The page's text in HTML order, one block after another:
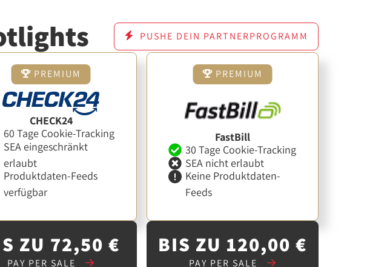
PUSHE DEIN PARTNERPROGRAMM
PREMIUM
CHECK24
60 Tage Cookie-Tracking
SEA eingeschränkt
erlaubt
Produktdaten-Feeds
verfügbar
ZU 72,50 €
PAY PER SALE
PREMIUM
FastBill
30 Tage Cookie-Tracking
SEA nicht erlaubt
Keine Produktdaten-
Feeds
BIS ZU 120,00 €
PAY PER SALE